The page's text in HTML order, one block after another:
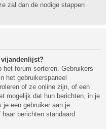
zal dan de nodige stappen
het forum sorteren. Gebruikers
het gebruikerspaneel
of ze online zijn, of een
mogelijk dat hun berichten, in je
je een gebruiker aan je
berichten standaard